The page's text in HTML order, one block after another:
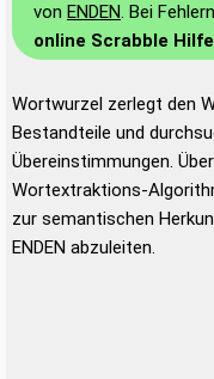
von ENDEN. Bei
online Scrabble Hilfe
Wortwurzel zerlegt den
Bestandteile und
Übereinstimmungen.
Wortextraktions-
zur semantischen
ENDEN abzuleiten.